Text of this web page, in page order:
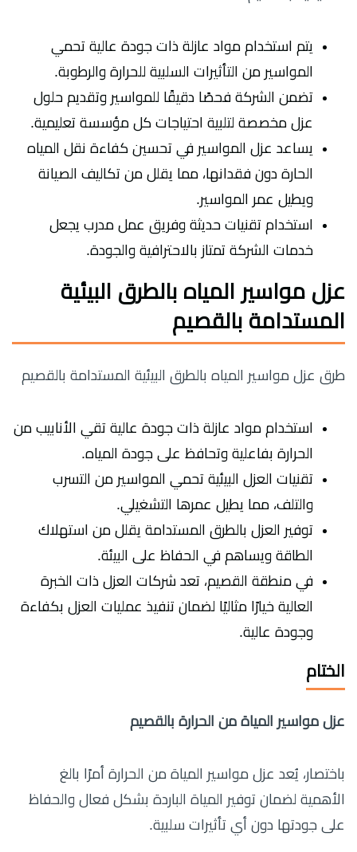
يتم استخدام مواد عازلة ذات جودة عالية تحمي
المواسير من التأثيرات السلبية للحرارة والرطوبة.
تضمن الشركة فحصًا دقيقًا للمواسير وتقديم حلول
عزل مخصصة لتلبية احتياجات كل مؤسسة تعليمية.
يساعد عزل المواسير في تحسين كفاءة نقل المياه
الحارة دون فقدانها، مما يقلل من تكاليف الصيانة
ويطيل عمر المواسير.
استخدام تقنيات حديثة وفريق عمل مدرب يجعل
خدمات الشركة تمتاز بالاحترافية والجودة.
عزل مواسير المياه بالطرق البيئية
المستدامة بالقصيم
طرق عزل مواسير المياه بالطرق البيئية المستدامة بالقصيم
استخدام مواد عازلة ذات جودة عالية تقي الأنابيب من
الحرارة بفاعلية وتحافظ على جودة المياه.
تقنيات العزل البيئية تحمي المواسير من التسرب
والتلف، مما يطيل عمرها التشغيلي.
توفير العزل بالطرق المستدامة يقلل من استهلاك
الطاقة ويساهم في الحفاظ على البيئة.
في منطقة القصيم، تعد شركات العزل ذات الخبرة
العالية خيارًا مثاليًا لضمان تنفيذ عمليات العزل بكفاءة
وجودة عالية.
الختام
عزل مواسير المياة من الحرارة بالقصيم
باختصار، يُعد عزل مواسير المياة من الحرارة أمرًا بالغ
الأهمية لضمان توفير المياة الباردة بشكل فعال والحفاظ
على جودتها دون أي تأثيرات سلبية.